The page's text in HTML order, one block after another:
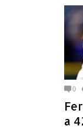
0
a